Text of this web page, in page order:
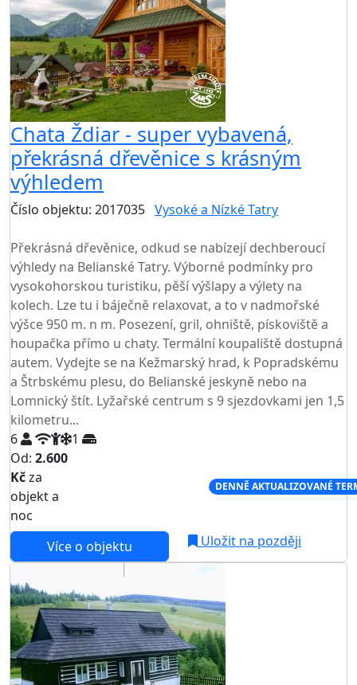
Chata Ždiar - super vybavená,
překrásná dřevěnice s krásným
výhledem
Číslo objektu: 2017035 Vysoké a Nízké Tatry
Překrásná dřevěnice, odkud se nabízejí dechberoucí
výhledy na Belianské Tatry. Výborné podmínky pro
vysokohorskou turistiku, pěší výšlapy a výlety na
kolech. Lze tu i báječně relaxovat, a to v nadmořské
výšce 950 m. n m. Posezení, gril, ohniště, pískoviště a
houpačka přímo u chaty. Termální koupaliště dostupná
autem. Vydejte se na Kežmarský hrad, k Popradskému
a Štrbskému plesu, do Belianské jeskyně nebo na
Lomnický štít. Lyžařské centrum s 9 sjezdovkami jen 1,5
kilometru...
6
1
Od: 2.600
Kčza
objekt a
noc
DENNĚ AKTUALIZOVANÉ
Více o objektu Uložit na později